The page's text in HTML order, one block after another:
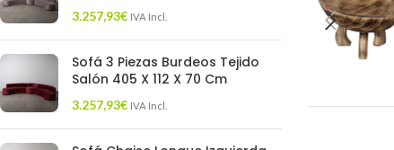
3.257,93€ IVA Incl.
Sofá 3 Piezas Burdeos Tejido
Salón 405 X 112 X 70 Cm
3.257,93€ IVA Incl.